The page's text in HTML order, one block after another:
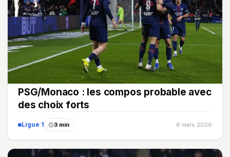
PSG/Monaco : les compos probable avec
des choix forts
Ligue 1 3 min 6 mars 2026